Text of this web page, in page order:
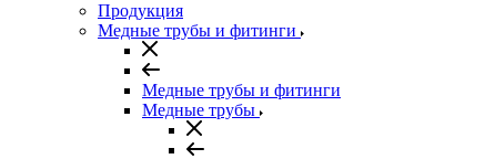
Продукция
Медные трубы и фитинги
Медные трубы и фитинги
Медные трубы